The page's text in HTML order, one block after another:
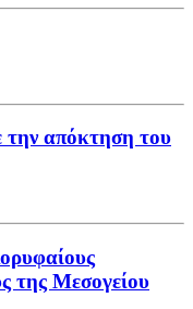
την απόκτηση του
της Μεσογείου